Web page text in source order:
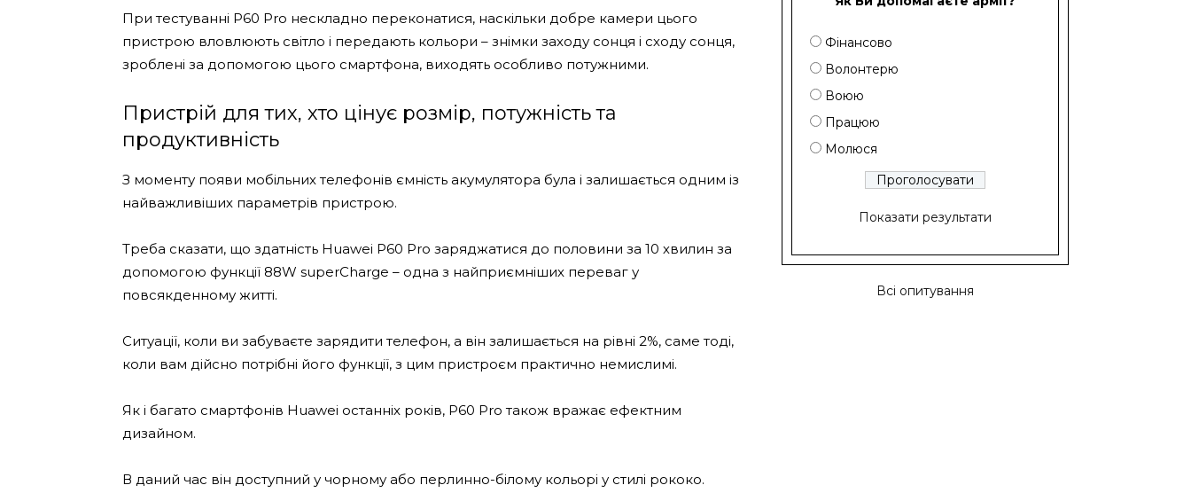
При тестуванні P60 Pro нескладно переконатися, наскільки добре камери цього
пристрою вловлюють світло і передають кольори – знімки заходу сонця і сходу сонця,
зроблені за допомогою цього смартфона, виходять особливо потужними.
Пристрій для тих, хто цінує розмір, потужність та
продуктивність
З моменту появи мобільних телефонів ємність акумулятора була і залишається одним із
найважливіших параметрів пристрою.
Треба сказати, що здатність Huawei P60 Pro заряджатися до половини за 10 хвилин за
допомогою функції 88W superCharge – одна з найприємніших переваг у
повсякденному житті.
Ситуації, коли ви забуваєте зарядити телефон, а він залишається на рівні 2%, саме тоді,
коли вам дійсно потрібні його функції, з цим пристроєм практично немислимі.
Як і багато смартфонів Huawei останніх років, P60 Pro також вражає ефектним
дизайном.
В даний час він доступний у чорному або перлинно-білому кольорі у стилі рококо.
Фінансово
Волонтерю
Воюю
Працюю
Молюся
Показати результати
Всі опитування